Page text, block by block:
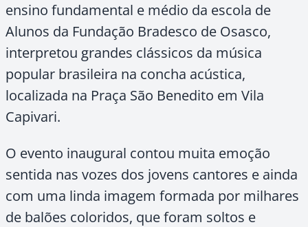
ensino fundamental e médio da escola de
Alunos da Fundação Bradesco de Osasco,
interpretou grandes clássicos da música
popular brasileira na concha acústica,
localizada na Praça São Benedito em Vila
Capivari.
O evento inaugural contou muita emoção
sentida nas vozes dos jovens cantores e ainda
com uma linda imagem formada por milhares
de balões coloridos, que foram soltos e